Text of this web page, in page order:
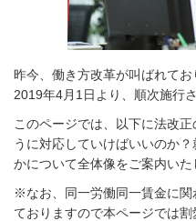
昨今、働き方改革が叫ばれて
2019年4月1日より、順次施行
このページでは、以下に法改
うに対応していけばいいのか
かについて全体像をご案内いた
※なお、同一労働同一賃金に関
ておりますので本ページでは割